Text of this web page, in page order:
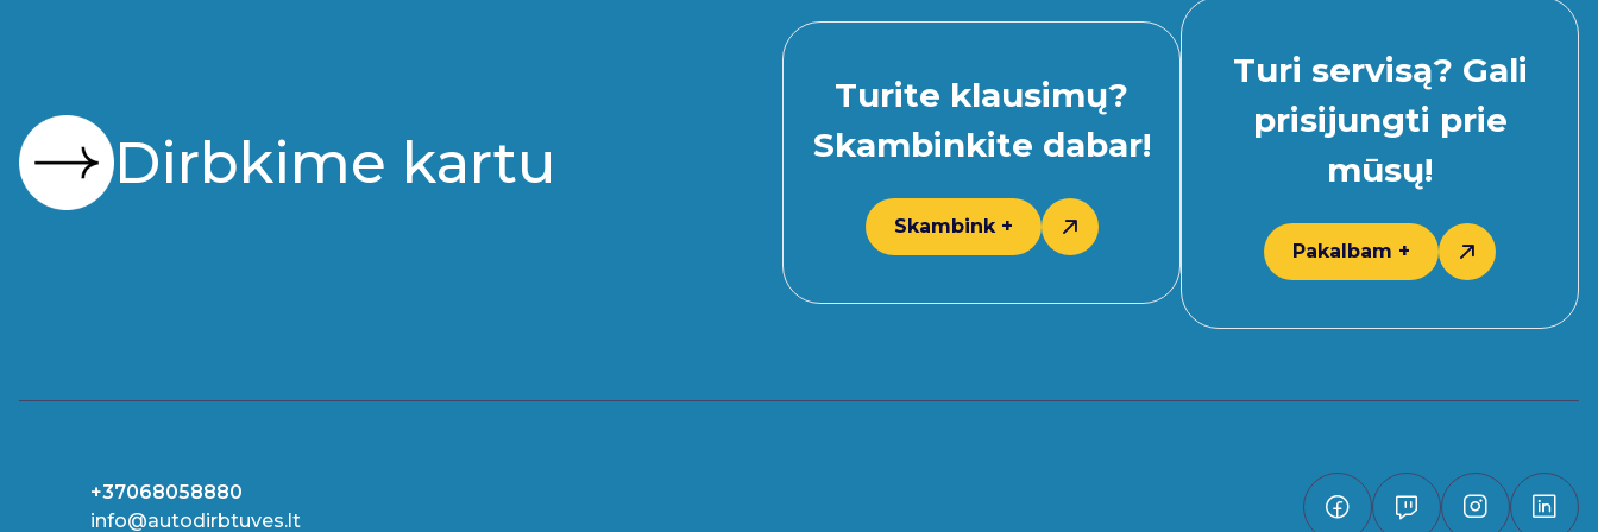
Dirbkime kartu
Turite klausimų?
Skambinkite dabar!
Skambink +
Turi servisą? Gali
prisijungti prie
mūsų!
Pakalbam +
+37068058880
info@autodirbtuves.lt